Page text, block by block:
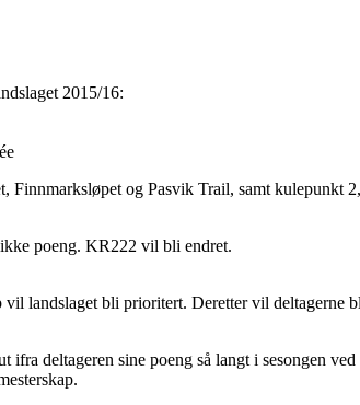
2015/16:
Finnmarksløpet og Pasvik Trail, samt kulepunkt
poeng. KR222 vil bli endret.
vil landslaget bli prioritert. Deretter vil deltagerne
ifra deltageren sine poeng så langt i sesongen